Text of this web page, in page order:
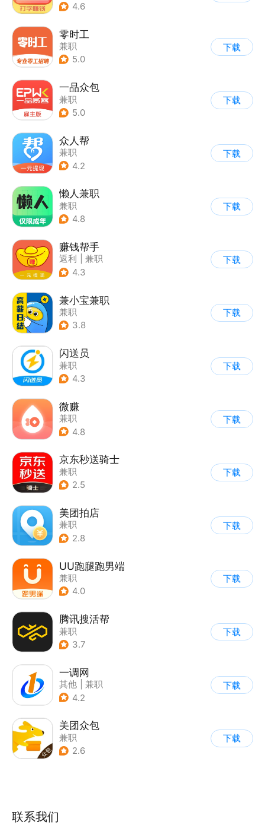
4.6
零时工
兼职
5.0
下载
一品众包
兼职
5.0
下载
众人帮
兼职
4.2
下载
懒人兼职
兼职
4.8
下载
赚钱帮手
返利
兼职
4.3
下载
兼小宝兼职
兼职
3.8
下载
闪送员
兼职
4.3
下载
微赚
兼职
4.8
下载
京东秒送骑士
兼职
2.5
下载
美团拍店
兼职
2.8
下载
UU跑腿跑男端
兼职
4.0
下载
腾讯搜活帮
兼职
3.7
下载
一调网
其他
兼职
4.2
下载
美团众包
兼职
2.6
下载
联系我们